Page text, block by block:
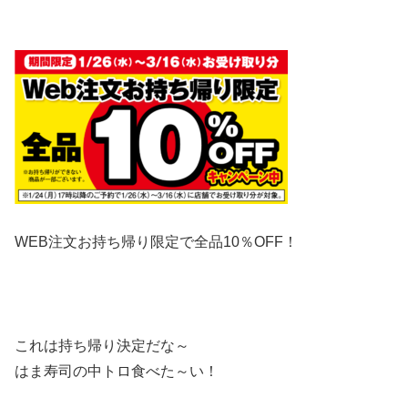
WEB注文お持ち帰り限定で全品10％OFF！
これは持ち帰り決定だな～
はま寿司の中トロ食べた～い！